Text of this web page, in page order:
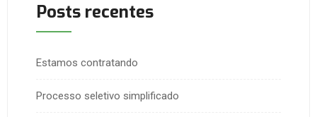
Posts recentes
Estamos contratando
Processo seletivo simplificado